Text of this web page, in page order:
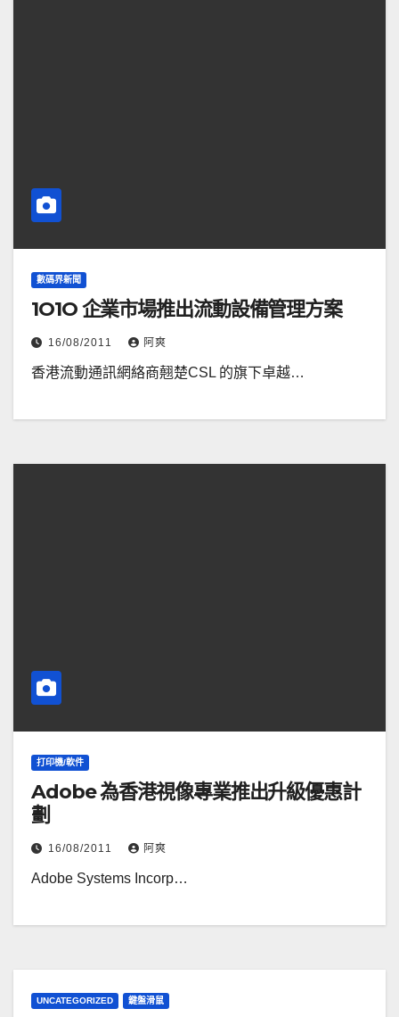
數碼界新聞
1O1O 企業市場推出流動設備管理方案
16/08/2011 阿爽
香港流動通訊網絡商翹楚CSL 的旗下卓越…
打印機/軟件
Adobe 為香港視像專業推出升級優惠計
劃
16/08/2011 阿爽
Adobe Systems Incorp…
UNCATEGORIZED 鍵盤滑鼠